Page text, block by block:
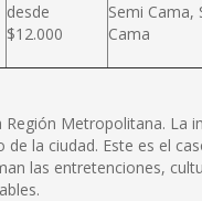
desde
$12.000
Semi Cama,
Cama
Región Metropolitana.
la ciudad. Este es el
las entretenciones,